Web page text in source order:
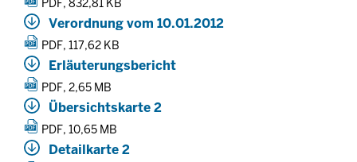
Verordnung vom 10.01.2012
PDF, 117,62 KB
Erläuterungsbericht
PDF, 2,65 MB
Übersichtskarte 2
PDF, 10,65 MB
Detailkarte 2